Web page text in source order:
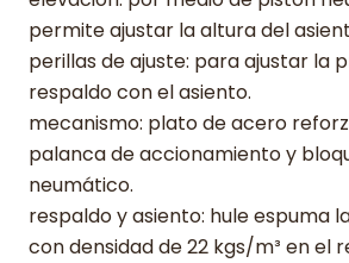
permite ajustar la altura del
perillas de ajuste: para ajustar la
respaldo con el asiento.
mecanismo: plato de acero
palanca de accionamiento y
neumático.
respaldo y asiento: hule espuma
con densidad de 22 kgs/m³ en el